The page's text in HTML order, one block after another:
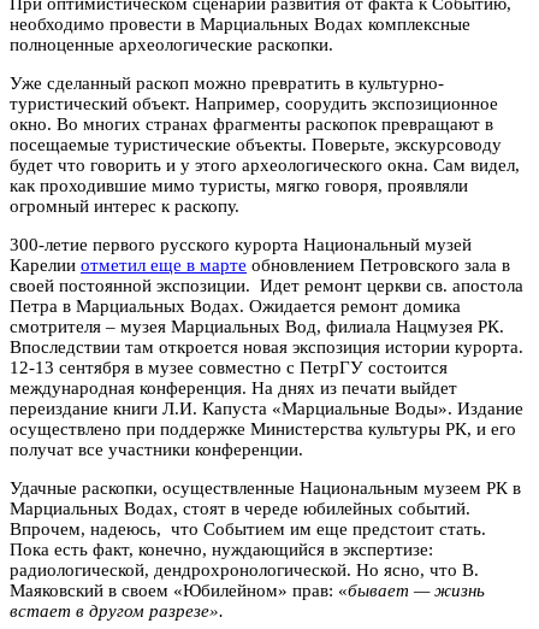
необходимо провести в Марциальных Водах комплексные
полноценные археологические раскопки.
Уже сделанный раскоп можно превратить в культурно-
туристический объект. Например, соорудить экспозиционное
окно. Во многих странах фрагменты раскопок превращают в
посещаемые туристические объекты. Поверьте, экскурсоводу
будет что говорить и у этого археологического окна. Сам видел,
как проходившие мимо туристы, мягко говоря, проявляли
огромный интерес к раскопу.
300-летие первого русского курорта Национальный музей
Карелии отметил еще в марте обновлением Петровского зала в
своей постоянной экспозиции. Идет ремонт церкви св. апостола
Петра в Марциальных Водах. Ожидается ремонт домика
смотрителя – музея Марциальных Вод, филиала Нацмузея РК.
Впоследствии там откроется новая экспозиция истории курорта.
12-13 сентября в музее совместно с ПетрГУ состоится
международная конференция. На днях из печати выйдет
переиздание книги Л.И. Капуста «Марциальные Воды». Издание
осуществлено при поддержке Министерства культуры РК, и его
получат все участники конференции.
Удачные раскопки, осуществленные Национальным музеем РК в
Марциальных Водах, стоят в череде юбилейных событий.
Впрочем, надеюсь, что Событием им еще предстоит стать.
Пока есть факт, конечно, нуждающийся в экспертизе:
радиологической, дендрохронологической. Но ясно, что В.
Маяковский в своем «Юбилейном» прав: «бывает — жизнь
встает в другом разрезе».